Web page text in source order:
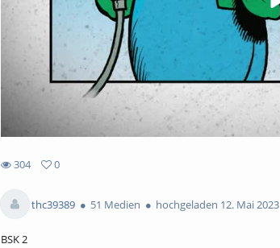
304
views
0
favorites
thc39389
51 Medien hochgeladen 12. Mai 2023
BSK 2